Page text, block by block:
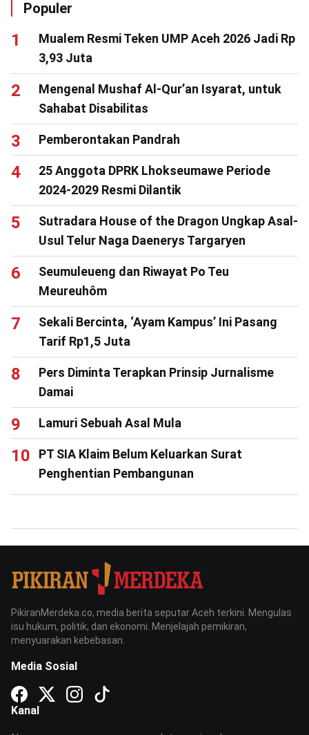
Populer
Mualem Resmi Teken UMP Aceh 2026 Jadi Rp
3,93 Juta
Mengenal Mushaf Al-Qur’an Isyarat, untuk
Sahabat Disabilitas
Pemberontakan Pandrah
25 Anggota DPRK Lhokseumawe Periode
2024-2029 Resmi Dilantik
Sutradara House of the Dragon Ungkap Asal-
Usul Telur Naga Daenerys Targaryen
Seumuleueng dan Riwayat Po Teu
Meureuhôm
Sekali Bercinta, ‘Ayam Kampus’ Ini Pasang
Tarif Rp1,5 Juta
Pers Diminta Terapkan Prinsip Jurnalisme
Damai
Lamuri Sebuah Asal Mula
PT SIA Klaim Belum Keluarkan Surat
Penghentian Pembangunan
PikiranMerdeka.co, media berita seputar Aceh terkini. Mengulas
isu hukum, politik, dan ekonomi. Menjelajah pemikiran,
menyuarakan kebebasan.
Media Sosial
Kanal